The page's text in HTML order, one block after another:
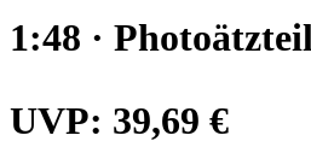
1:48 ·
UVP: 39,69 €